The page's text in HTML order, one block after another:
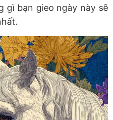
gì bạn gieo ngày này sẽ